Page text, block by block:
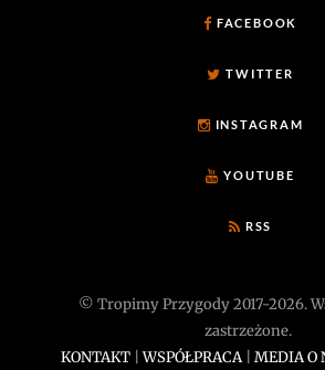
FACEBOOK
TWITTER
INSTAGRAM
YOUTUBE
RSS
© Tropimy Przygody 2017-2026.
zastrzeżone.
KONTAKT |WSPÓŁPRACA| MEDIA O